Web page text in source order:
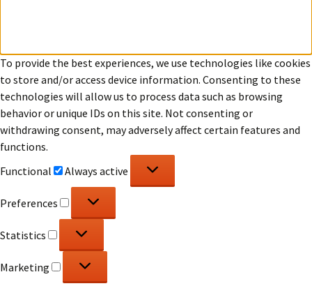
To provide the best experiences, we use technologies like cookies
to store and/or access device information. Consenting to these
technologies will allow us to process data such as browsing
behavior or unique IDs on this site. Not consenting or
withdrawing consent, may adversely affect certain features and
functions.
Functional
Always active
Preferences
Statistics
Marketing